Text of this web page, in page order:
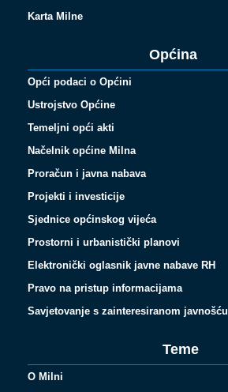
Karta Milne
Općina
Opći podaci o Općini
Ustrojstvo Općine
Temeljni opći akti
Načelnik općine Milna
Proračun i javna nabava
Projekti i investicije
Sjednice općinskog vijeća
Prostorni i urbanistički planovi
Elektronički oglasnik javne nabave RH
Pravo na pristup informacijama
Savjetovanje s zainteresiranom javnošću
Teme
O Milni